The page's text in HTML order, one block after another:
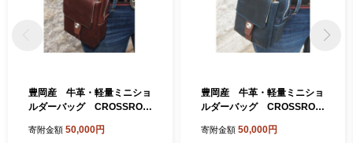
豊岡産 牛革・軽量ミニショ
ルダーバッグ CROSSROA
寄附金額 50,000円
豊岡産 牛革・軽量ミニショ
ルダーバッグ CROSSROA
寄附金額 50,000円